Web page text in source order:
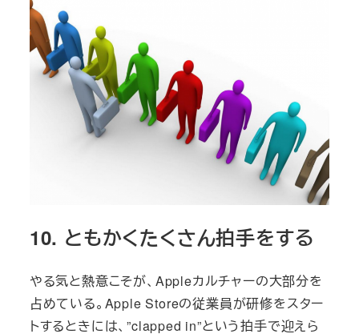
10. ともかくたくさん拍手をする
やる気と熱意こそが、Appleカルチャーの大部分を
占めている。Apple Storeの従業員が研修をスター
トするときには、”clapped in”という拍手で迎えら